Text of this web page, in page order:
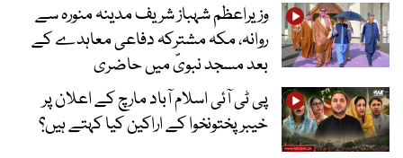
وزیراعظم شہباز شریف مدینہ منورہ سے
روانہ، مکہ مشترکہ دفاعی معاہدے کے
بعد مسجد نبویؐ میں حاضری
پی ٹی آئی اسلام آباد مارچ کے اعلان پر
خیبر پختونخوا کے اراکین کیا کہتے ہیں؟